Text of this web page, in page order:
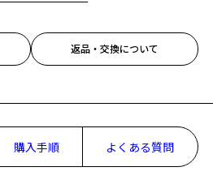
返品・交換について
購入手順 よくある質問